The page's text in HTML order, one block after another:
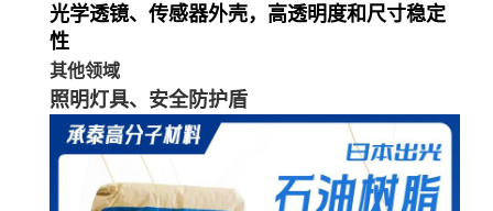
光学透镜、传感器外壳，高透明度和尺寸稳定
性
其他领域
照明灯具、安全防护盾